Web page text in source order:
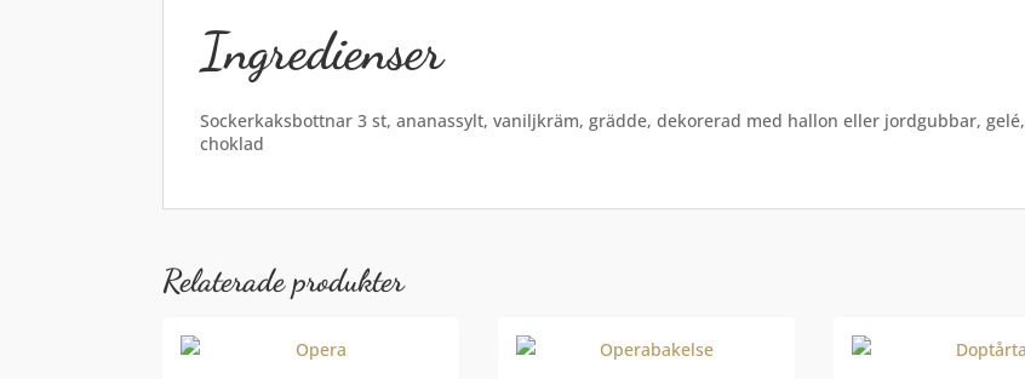
Ingredienser
Sockerkaksbottnar 3 st, ananassylt, vaniljkräm, grädde, dekorerad med hallon eller jordgubbar, gelé,
choklad
Relaterade produkter